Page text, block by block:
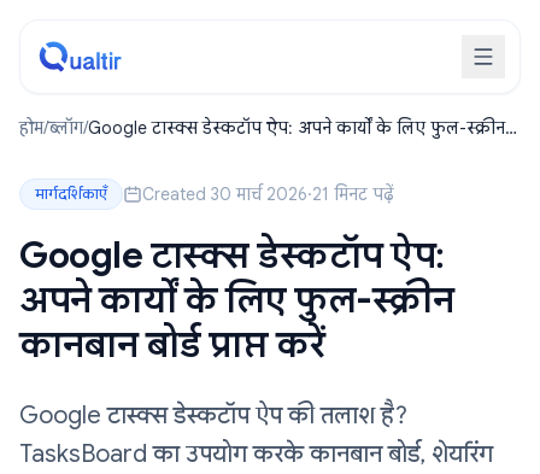
होम/ब्लॉग/Google टास्क्स डेस्कटॉप ऐप: अपने कार्यों के लिए फुल-स्क्रीन
मार्गदर्शिकाएँ Created 30 मार्च 2026·21 मिनट पढ़ें
Google टास्क्स डेस्कटॉप ऐप:
अपने कार्यों के लिए फुल-स्क्रीन
कानबान बोर्ड प्राप्त करें
Google टास्क्स डेस्कटॉप ऐप की तलाश है?
TasksBoard का उपयोग करके कानबान बोर्ड, शेयरिंग